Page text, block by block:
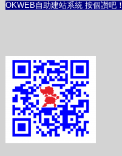
OKWEB自助建站系統 按個讚吧！